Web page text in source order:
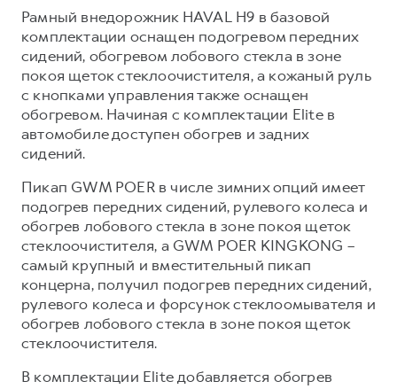
Рамный внедорожник HAVAL H9 в базовой
комплектации оснащен подогревом передних
сидений, обогревом лобового стекла в зоне
покоя щеток стеклоочистителя, а кожаный руль
с кнопками управления также оснащен
обогревом. Начиная с комплектации Elite в
автомобиле доступен обогрев и задних
сидений.
Пикап GWM POER в числе зимних опций имеет
подогрев передних сидений, рулевого колеса и
обогрев лобового стекла в зоне покоя щеток
стеклоочистителя, а GWM POER KINGKONG –
самый крупный и вместительный пикап
концерна, получил подогрев передних сидений,
рулевого колеса и форсунок стеклоомывателя и
обогрев лобового стекла в зоне покоя щеток
стеклоочистителя.
В комплектации Elite добавляется обогрев